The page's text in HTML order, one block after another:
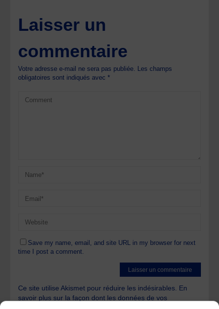
Laisser un
commentaire
Votre adresse e-mail ne sera pas publiée.
Les champs
obligatoires sont indiqués avec*
Save my name, email, and site URL in my browser for next
time I post a comment.
Ce site utilise Akismet pour réduire les indésirables. En
savoir plus sur la façon dont les données de vos